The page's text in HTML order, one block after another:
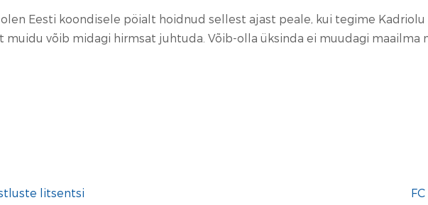
Eesti koondisele pöialt hoidnud sellest ajast peale, kui tegime
muidu võib midagi hirmsat juhtuda. Võib-olla üksinda ei muudagi maailma
litsentsi